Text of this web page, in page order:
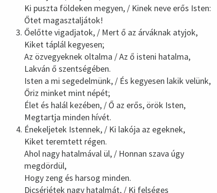
Ki puszta földeken megyen, / Kinek neve erős Isten:
Őtet magasztaljátok!
Őelőtte vigadjatok, / Mert ő az árváknak atyjok,
Kiket táplál kegyesen;
Az özvegyeknek oltalma / Az ő isteni hatalma,
Lakván ő szentségében.
Isten a mi segedelmünk, / És kegyesen lakik velünk,
Őriz minket mint népét;
Élet és halál kezében, / Ő az erős, örök Isten,
Megtartja minden hívét.
Énekeljetek Istennek, / Ki lakója az egeknek,
Kiket teremtett régen.
Ahol nagy hatalmával ül, / Honnan szava úgy
megdördül,
Hogy zeng és harsog minden.
Dicsérjétek nagy hatalmát, / Ki felséges